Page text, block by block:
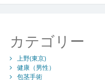
カテゴリー
上野(東京)
健康（男性）
包茎手術